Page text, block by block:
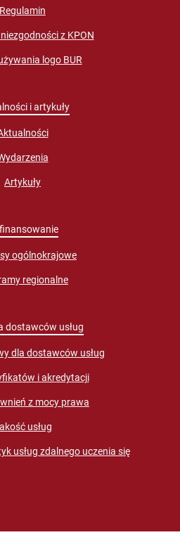
Regulamin
z KPON
logo BUR
i artykuły
Artykuły
ogólnokrajowe
regionalne
dostawców usług
dla dostawców usług
i akredytacji
z mocy prawa
usług
usług zdalnego uczenia się